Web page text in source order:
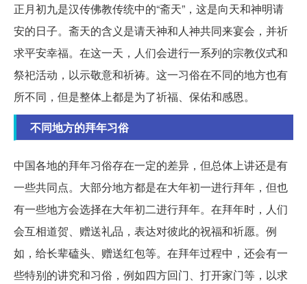
正月初九是汉传佛教传统中的“斋天”，这是向天和神明请
安的日子。斋天的含义是请天神和人神共同来宴会，并祈
求平安幸福。在这一天，人们会进行一系列的宗教仪式和
祭祀活动，以示敬意和祈祷。这一习俗在不同的地方也有
所不同，但是整体上都是为了祈福、保佑和感恩。
不同地方的拜年习俗
中国各地的拜年习俗存在一定的差异，但总体上讲还是有
一些共同点。大部分地方都是在大年初一进行拜年，但也
有一些地方会选择在大年初二进行拜年。在拜年时，人们
会互相道贺、赠送礼品，表达对彼此的祝福和祈愿。例
如，给长辈磕头、赠送红包等。在拜年过程中，还会有一
些特别的讲究和习俗，例如四方回门、打开家门等，以求